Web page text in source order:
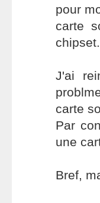
pour
carte
chipset.
J'ai
carte
Par
une
Bref,